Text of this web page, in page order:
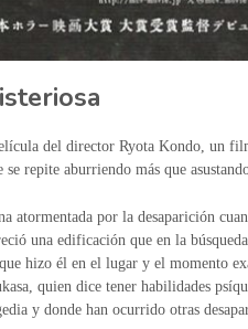
del director Ryota Kondo, un
repite aburriendo más que
atormentada por la desaparición
una edificación que en la
hizo él en el lugar y el momento
quien dice tener habilidades
y donde han ocurrido otras